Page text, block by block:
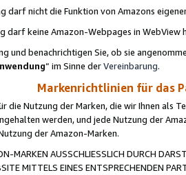
darf nicht die Funktion von Amazons
darf keine Amazon-Webpages in WebView
und benachrichtigen Sie, ob sie
“ im Sinne derVereinbarung.
Markenrichtlinien für das
die Nutzung der Marken, die wir Ihnen als
werden, und jede Nutzung der
der Amazon-Marken.
MARKEN AUSSCHLIESSLICH DURCH
MITTELS EINES ENTSPRECHENDEN